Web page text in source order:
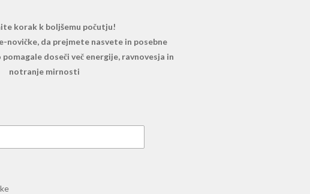
korak k boljšemu počutju!
novičke, da prejmete nasvete in posebne
doseči več energije, ravnovesja in
notranje mirnosti